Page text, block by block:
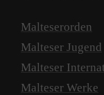
Malteserorden
Malteser Jugend
Malteser
Malteser Werke